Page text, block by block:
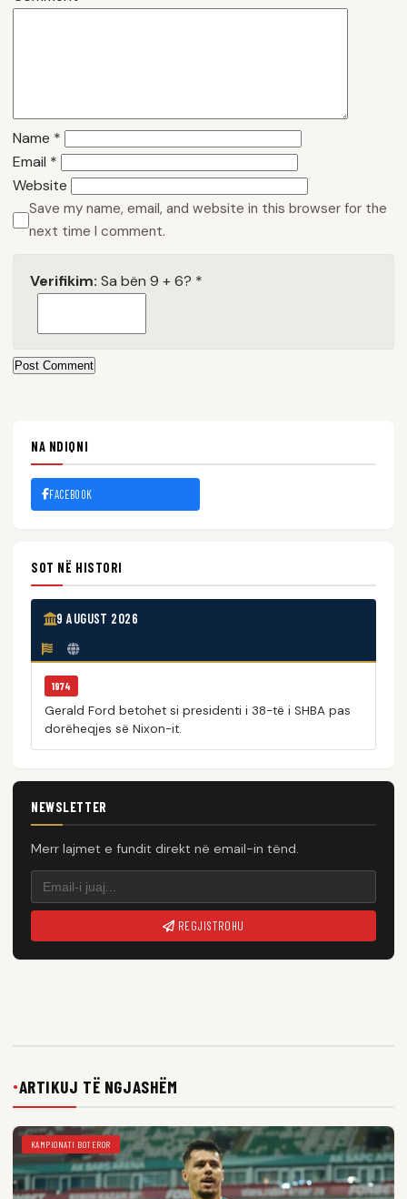
Name *
Email *
Website
Save my name, email, and website in this browser for the
next time I comment.
Verifikim: Sa bën 9 + 6? *
Post Comment
NA NDIQNI
FACEBOOK
SOT NË HISTORI
9 AUGUST 2026
1974
Gerald Ford betohet si presidenti i 38-të i SHBA pas
dorëheqjes së Nixon-it.
NEWSLETTER
Merr lajmet e fundit direkt në email-in tënd.
REGJISTROHU
●ARTIKUJ TË NGJASHËM
KAMPIONATI BOTEROR